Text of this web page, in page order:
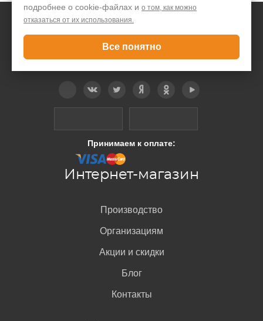
подробнее о cookie-файлах и о том, как можно
отказаться от их использования.
Все понятно
Принимаем к оплате:
Интернет-магазин
Производство
Организациям
Акции и скидки
Блог
Контакты